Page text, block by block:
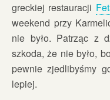
greckiej restauracji
weekend przy
nie było. Patrząc z
szkoda, że nie było,
pewnie zjedlibyśmy
lepiej.